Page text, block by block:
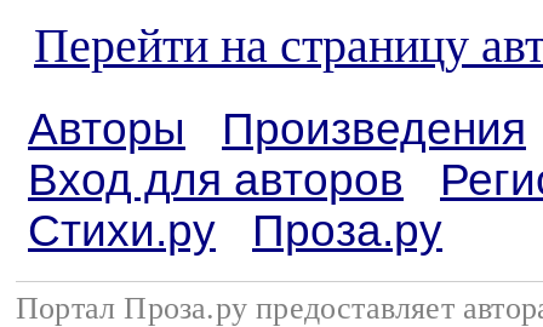
Перейти на страницу
Авторы
Произведения
Вход для авторов
Стихи.ру
Проза.ру
Портал Проза.ру предоставляет